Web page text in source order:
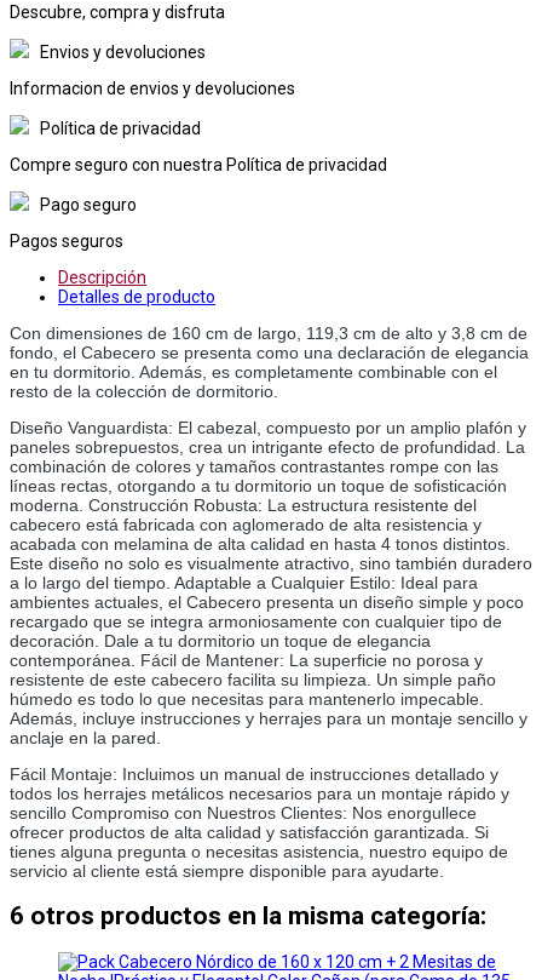
Descubre, compra y disfruta
Envios y devoluciones
Informacion de envios y devoluciones
Política de privacidad
Compre seguro con nuestra Política de privacidad
Pago seguro
Pagos seguros
Descripción
Detalles de producto
Con dimensiones de 160 cm de largo, 119,3 cm de alto y 3,8 cm de
fondo, el Cabecero se presenta como una declaración de elegancia
en tu dormitorio. Además, es completamente combinable con el
resto de la colección de dormitorio.
Diseño Vanguardista: El cabezal, compuesto por un amplio plafón y
paneles sobrepuestos, crea un intrigante efecto de profundidad. La
combinación de colores y tamaños contrastantes rompe con las
líneas rectas, otorgando a tu dormitorio un toque de sofisticación
moderna. Construcción Robusta: La estructura resistente del
cabecero está fabricada con aglomerado de alta resistencia y
acabada con melamina de alta calidad en hasta 4 tonos distintos.
Este diseño no solo es visualmente atractivo, sino también duradero
a lo largo del tiempo. Adaptable a Cualquier Estilo: Ideal para
ambientes actuales, el Cabecero presenta un diseño simple y poco
recargado que se integra armoniosamente con cualquier tipo de
decoración. Dale a tu dormitorio un toque de elegancia
contemporánea. Fácil de Mantener: La superficie no porosa y
resistente de este cabecero facilita su limpieza. Un simple paño
húmedo es todo lo que necesitas para mantenerlo impecable.
Además, incluye instrucciones y herrajes para un montaje sencillo y
anclaje en la pared.
Fácil Montaje: Incluimos un manual de instrucciones detallado y
todos los herrajes metálicos necesarios para un montaje rápido y
sencillo Compromiso con Nuestros Clientes: Nos enorgullece
ofrecer productos de alta calidad y satisfacción garantizada. Si
tienes alguna pregunta o necesitas asistencia, nuestro equipo de
servicio al cliente está siempre disponible para ayudarte.
6 otros productos en la misma categoría: